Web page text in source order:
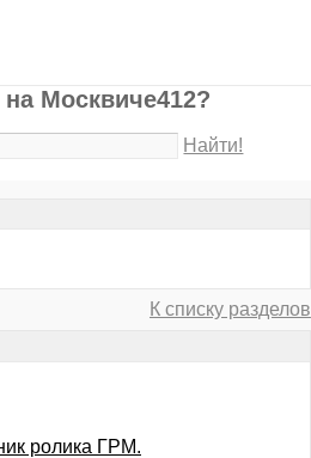
на Москвиче412?
Найти!
К списку разделов
ролика ГРМ.